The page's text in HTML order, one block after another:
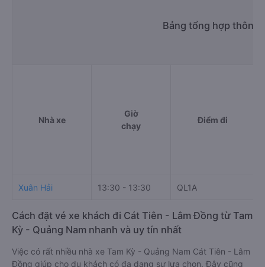
Bảng tổng hợp thông
Nhà xe
Giờ
chạy
Điểm đi
Xuân Hải 13:30 - 13:30 QL1A
Cách đặt vé xe khách đi Cát Tiên - Lâm Đồng từ Tam
Kỳ - Quảng Nam nhanh và uy tín nhất
Việc có rất nhiều nhà xe Tam Kỳ - Quảng Nam Cát Tiên - Lâm
Đồng giúp cho du khách có đa dạng sự lựa chọn. Đây cũng